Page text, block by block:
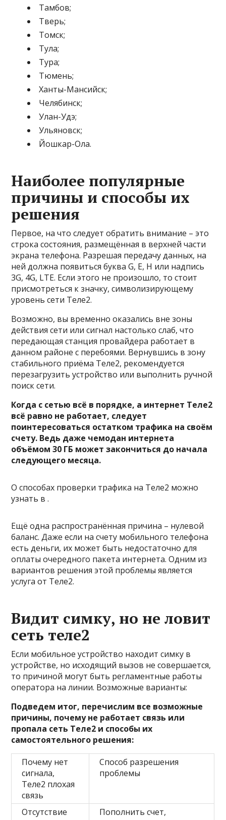
Тамбов;
Тверь;
Томск;
Тула;
Тура;
Тюмень;
Ханты-Мансийск;
Челябинск;
Улан-Удэ;
Ульяновск;
Йошкар-Ола.
Наиболее популярные
причины и способы их
решения
Первое, на что следует обратить внимание – это
строка состояния, размещённая в верхней части
экрана телефона. Разрешая передачу данных, на
ней должна появиться буква G, E, H или надпись
3G, 4G, LTE. Если этого не произошло, то стоит
присмотреться к значку, символизирующему
уровень сети Теле2.
Возможно, вы временно оказались вне зоны
действия сети или сигнал настолько слаб, что
передающая станция провайдера работает в
данном районе с перебоями. Вернувшись в зону
стабильного приёма Теле2, рекомендуется
перезагрузить устройство или выполнить ручной
поиск сети.
Когда с сетью всё в порядке, а интернет Теле2
всё равно не работает, следует
поинтересоваться остатком трафика на своём
счету. Ведь даже чемодан интернета
объёмом 30 ГБ может закончиться до начала
следующего месяца.
О способах проверки трафика на Теле2 можно
узнать в .
Ещё одна распространённая причина – нулевой
баланс. Даже если на счету мобильного телефона
есть деньги, их может быть недостаточно для
оплаты очередного пакета интернета. Одним из
вариантов решения этой проблемы является
услуга от Теле2.
Видит симку, но не ловит
сеть теле2
Если мобильное устройство находит симку в
устройстве, но исходящий вызов не совершается,
то причиной могут быть регламентные работы
оператора на линии. Возможные варианты:
Подведем итог, перечислим все возможные
причины, почему не работает связь или
пропала сеть Теле2 и способы их
самостоятельного решения:
Почему нет
сигнала,
Теле2 плохая
связь
Способ разрешения
проблемы
Отсутствие
Пополнить счет,